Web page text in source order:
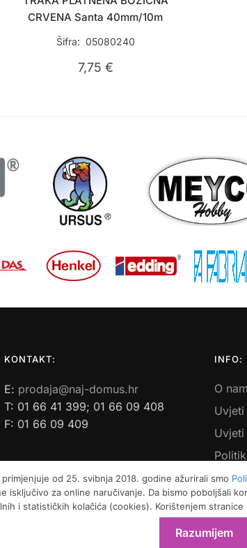
CRVENA Santa 40mm/10m
Šifra: 05080240
7,75 €
KONTAKT:
E: prodaja@naj-domus.hr
T: 01 66 41 399; 01 66 09 408
F: 01 66 09 409
INFO:
O
od 25. svibnja 2018. godine ažurirali smo
za online naručivanje. Da bismo poboljšali
i statističkih kolačića (cookies). Korištenjem
Razumijem